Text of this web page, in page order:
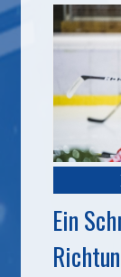
Ein